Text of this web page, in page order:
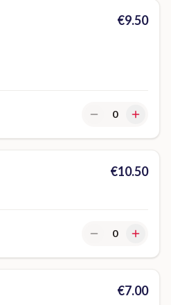
€9.50
0
€10.50
0
€7.00